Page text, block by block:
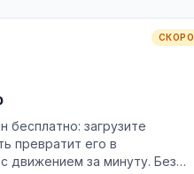
СКОРО
бесплатно: загрузите
превратит его в
движением за минуту. Без